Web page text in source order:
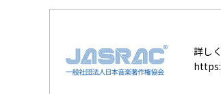
詳し